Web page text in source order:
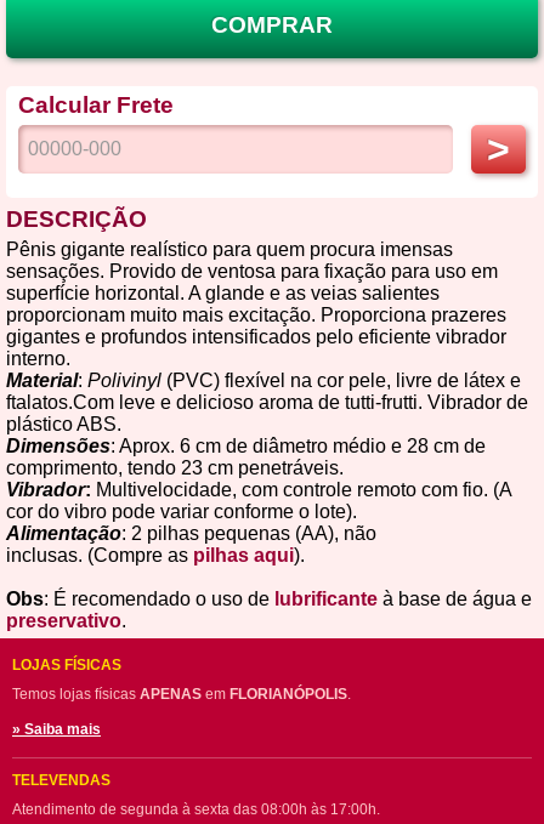
COMPRAR
Calcular Frete
>
DESCRIÇÃO
Pênis gigante realístico para quem procura imensas
sensações. Provido de ventosa para fixação para uso em
superfície horizontal. A glande e as veias salientes
proporcionam muito mais excitação. Proporciona prazeres
gigantes e profundos intensificados pelo eficiente vibrador
interno.
Material: Polivinyl (PVC) flexível na cor pele, livre de látex e
ftalatos.Com leve e delicioso aroma de tutti-frutti. Vibrador de
plástico ABS.
Dimensões: Aprox. 6 cm de diâmetro médio e 28 cm de
comprimento, tendo 23 cm penetráveis.
Vibrador: Multivelocidade, com controle remoto com fio. (A
cor do vibro pode variar conforme o lote).
Alimentação: 2 pilhas pequenas (AA), não
inclusas. (Compre as pilhas aqui).
Obs: É recomendado o uso de lubrificante à base de água e
preservativo.
LOJAS FÍSICAS
Temos lojas físicas APENAS em FLORIANÓPOLIS
» Saiba mais
TELEVENDAS
Atendimento de segunda à sexta das 08:00h às 17:00h.